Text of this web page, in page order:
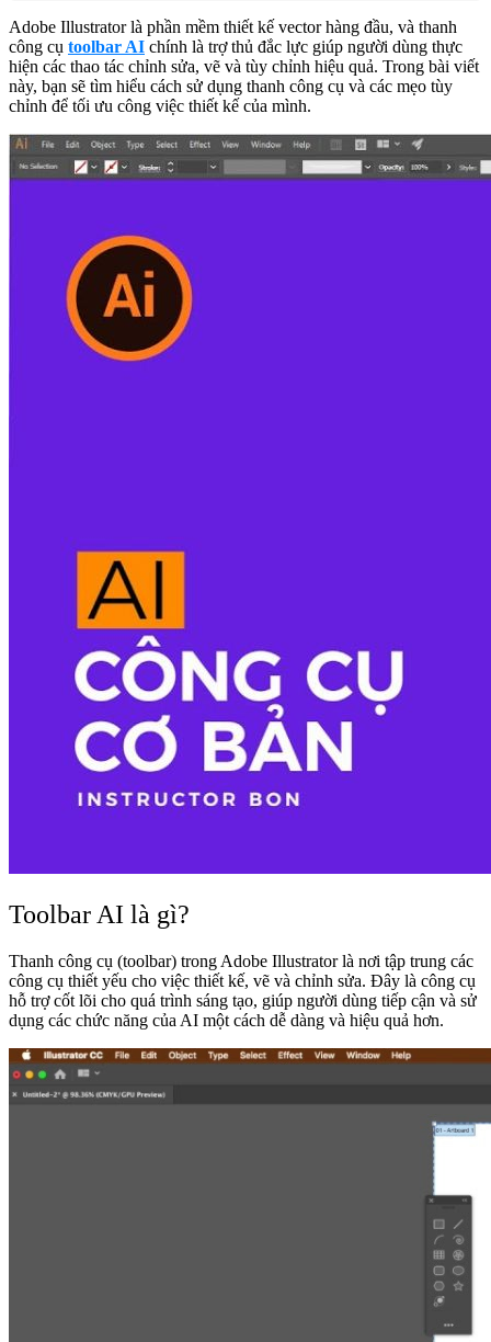
Adobe Illustrator là phần mềm thiết kế vector hàng đầu, và thanh
công cụ toolbar AI chính là trợ thủ đắc lực giúp người dùng thực
hiện các thao tác chỉnh sửa, vẽ và tùy chỉnh hiệu quả. Trong bài viết
này, bạn sẽ tìm hiểu cách sử dụng thanh công cụ và các mẹo tùy
chỉnh để tối ưu công việc thiết kế của mình.
Toolbar AI là gì?
Thanh công cụ (toolbar) trong Adobe Illustrator là nơi tập trung các
công cụ thiết yếu cho việc thiết kế, vẽ và chỉnh sửa. Đây là công cụ
hỗ trợ cốt lõi cho quá trình sáng tạo, giúp người dùng tiếp cận và sử
dụng các chức năng của AI một cách dễ dàng và hiệu quả hơn.